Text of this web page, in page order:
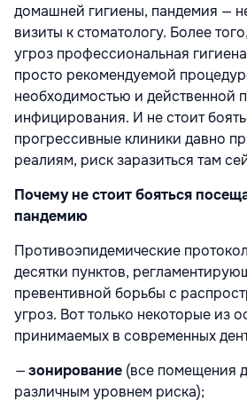
домашней гигиены, пандемия —
визиты к стоматологу. Более
угроз профессиональная
просто рекомендуемой
необходимостью и действенной
инфицирования. И не стоит
прогрессивные клиники давно
реалиям, риск заразиться там
Почему не стоит бояться
пандемию
Противоэпидемические
десятки пунктов,
превентивной борьбы с
угроз. Вот только некоторые из
принимаемых в современных
—зонирование (все помещения
различным уровнем риска);